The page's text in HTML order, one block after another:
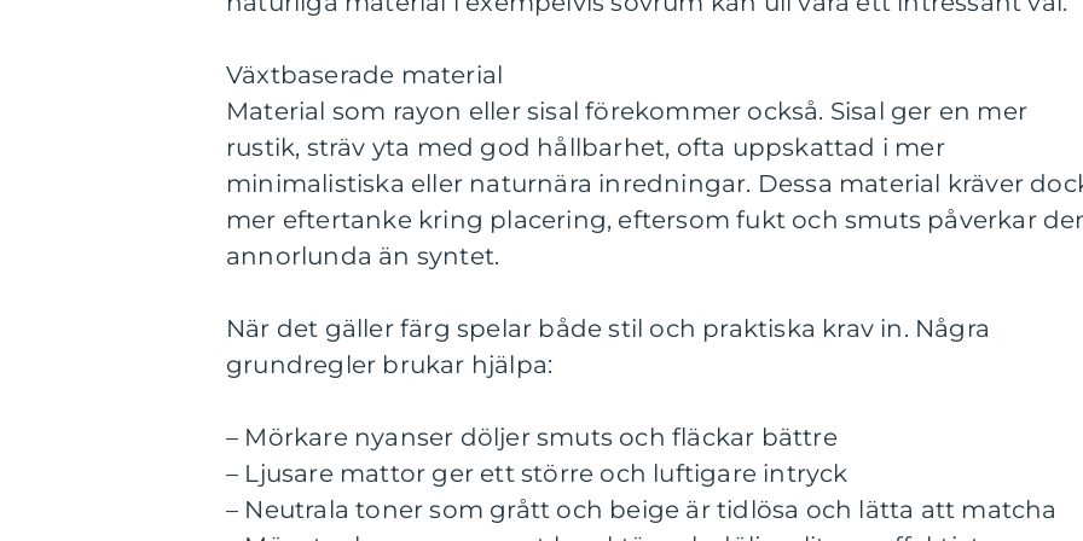
Växtbaserade material
Material som rayon eller sisal förekommer också. Sisal ger en mer
rustik, sträv yta med god hållbarhet, ofta uppskattad i mer
minimalistiska eller naturnära inredningar. Dessa material kräver
mer eftertanke kring placering, eftersom fukt och smuts påverkar
annorlunda än syntet.
När det gäller färg spelar både stil och praktiska krav in. Några
grundregler brukar hjälpa:
– Mörkare nyanser döljer smuts och fläckar bättre
– Ljusare mattor ger ett större och luftigare intryck
– Neutrala toner som grått och beige är tidlösa och lätta att matcha